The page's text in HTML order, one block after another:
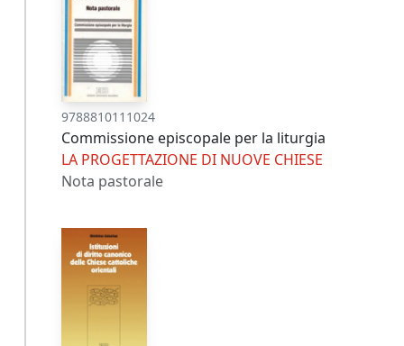
9788810111024
Commissione episcopale per la liturgia
LA PROGETTAZIONE DI NUOVE CHIESE
Nota pastorale